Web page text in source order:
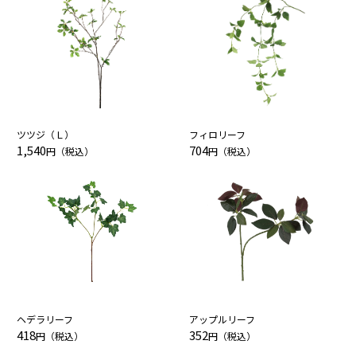
ツツジ（Ｌ）
1,540円（税込）
フィロリーフ
704円（税込）
ヘデラリーフ
418円（税込）
アップルリーフ
352円（税込）